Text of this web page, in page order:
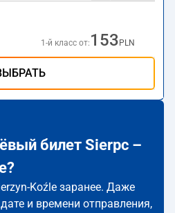
1-й класс от: 153 PLN
билет Sierpc –
Koźle заранее. Даже
и времени отправления,